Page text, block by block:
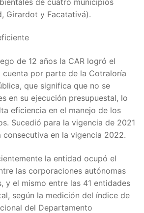
Girardot y Facatativá).
de 12 años la CAR logró el
cuenta por parte de la Cotraloría
que significa que no se
en su ejecución presupuestal, lo
eficiencia en el manejo de los
Sucedió para la vigencia de 2021
consecutiva en la vigencia 2022.
la entidad ocupó el
las corporaciones autónomas
y el mismo entre las 41 entidades
según la medición del índice de
del Departamento